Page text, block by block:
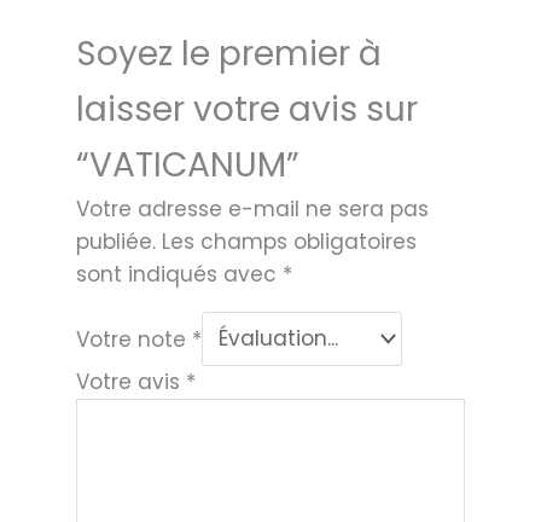
Soyez le premier à
laisser votre avis sur
“VATICANUM”
Votre adresse e-mail ne sera pas
publiée. Les champs obligatoires
sont indiqués avec *
Votre note *
Votre avis *